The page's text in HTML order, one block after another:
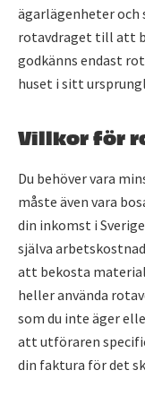
ägarlägenheter och
rotavdraget till att
godkänns endast
huset i sitt
Villkor för
Du behöver vara
måste även vara
din inkomst i
själva
att bekosta
heller använda
som du inte äger
att utföraren
din faktura för det